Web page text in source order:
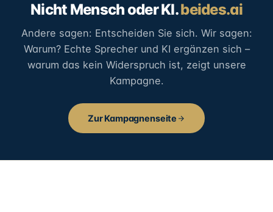
Nicht Mensch oder KI.beides.ai
Andere sagen: Entscheiden Sie sich. Wir sagen:
Warum? Echte Sprecher und KI ergänzen sich –
warum das kein Widerspruch ist, zeigt unsere
Kampagne.
Zur Kampagnenseite